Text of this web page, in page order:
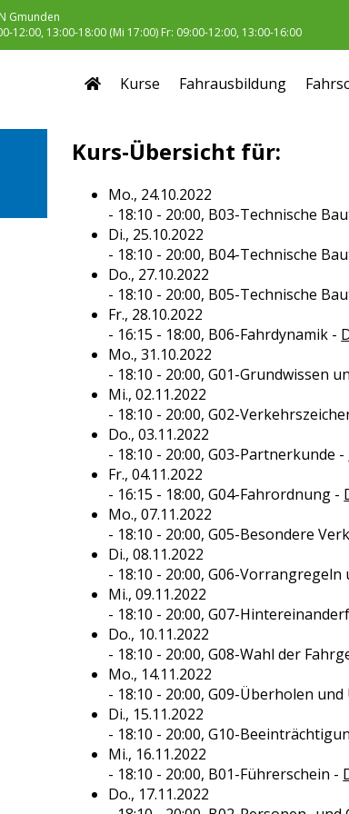
Gmunden
12:00, 13:00-18:00 (Mi 17:00) Fr: 09:00-12:00, 13:00-16:00
Kurse Fahrausbildung
Kurs-Übersicht für:
Mo., 24.10.2022
- 18:10 - 20:00, B03-Technische
Di., 25.10.2022
- 18:10 - 20:00, B04-Technische
Do., 27.10.2022
- 18:10 - 20:00, B05-Technische
Fr., 28.10.2022
- 16:15 - 18:00, B06-Fahrdynamik -
Mo., 31.10.2022
- 18:10 - 20:00, G01-Grundwissen
Mi., 02.11.2022
- 18:10 - 20:00, G02-
Do., 03.11.2022
- 18:10 - 20:00, G03-Partnerkunde -
Fr., 04.11.2022
- 16:15 - 18:00, G04-Fahrordnung -
Mo., 07.11.2022
- 18:10 - 20:00, G05-Besondere
Di., 08.11.2022
- 18:10 - 20:00, G06-Vorrangregeln
Mi., 09.11.2022
- 18:10 - 20:00, G07-
Do., 10.11.2022
- 18:10 - 20:00, G08-Wahl der
Mo., 14.11.2022
- 18:10 - 20:00, G09-Überholen
Di., 15.11.2022
- 18:10 - 20:00, G10-
Mi., 16.11.2022
- 18:10 - 20:00, B01-Führerschein -
Do., 17.11.2022